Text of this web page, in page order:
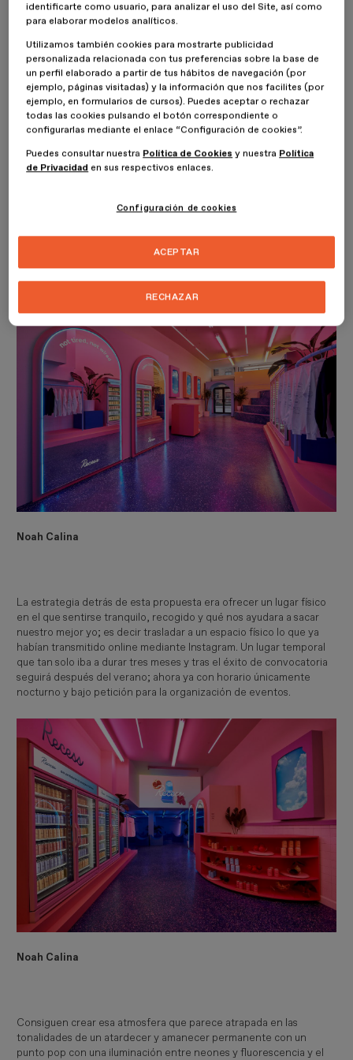
comercializar en EEUU. Su estética se encuentra a años luz de la
que tradicionalmente asociaríamos a este ingrediente y también
escapa a la evocación de un espacio de meditación.
Noah Calina
La estrategia detrás de esta propuesta era ofrecer un lugar físico
en el que sentirse tranquilo, recogido y qué nos ayudara a sacar
nuestro mejor yo; es decir trasladar a un espacio físico lo que ya
habían transmitido online mediante Instagram. Un lugar temporal
que tan solo iba a durar tres meses y tras el éxito de convocatoria
seguirá después del verano; ahora ya con horario únicamente
nocturno y bajo petición para la organización de eventos.
Noah Calina
Consiguen crear esa atmosfera que parece atrapada en las
tonalidades de un atardecer y amanecer permanente con un
punto pop con una iluminación entre neones y fluorescencia y el
identificarte como usuario, para analizar el uso del Site, así como
para elaborar modelos analíticos.
Utilizamos también cookies para mostrarte publicidad
personalizada relacionada con tus preferencias sobre la base de
un perfil elaborado a partir de tus hábitos de navegación (por
ejemplo, páginas visitadas) y la información que nos facilites (por
ejemplo, en formularios de cursos). Puedes aceptar o rechazar
todas las cookies pulsando el botón correspondiente o
configurarlas mediante el enlace “Configuración de cookies”.
Puedes consultar nuestra Política de Cookies y nuestra Política
de Privacidad en sus respectivos enlaces.
Configuración de cookies
RECHAZAR
ACEPTAR